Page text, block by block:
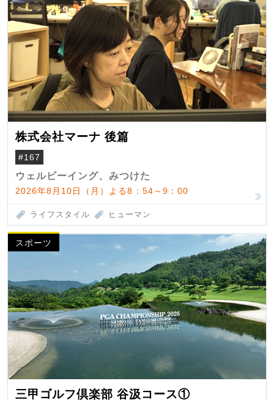
株式会社マーナ 後篇
#167
ウェルビーイング、みつけた
2026年8月10日（月）よる8：54～9：00
ライフスタイル ヒューマン
スポーツ
三甲ゴルフ倶楽部 谷汲コース①